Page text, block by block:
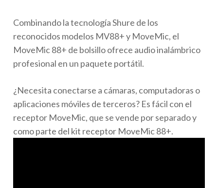
Combinando la tecnología Shure de los
reconocidos modelos MV88+ y MoveMic, el
MoveMic 88+ de bolsillo ofrece audio inalámbrico
profesional en un paquete portátil.
¿Necesita conectarse a cámaras, computadoras o
aplicaciones móviles de terceros? Es fácil con el
receptor MoveMic, que se vende por separado y
como parte del kit receptor MoveMic 88+.